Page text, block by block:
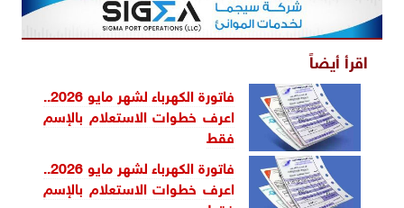
اقرأ أيضاً
فاتورة الكهرباء لشهر مايو 2026..
اعرف خطوات الاستعلام بالإسم
فقط
فاتورة الكهرباء لشهر مايو 2026..
اعرف خطوات الاستعلام بالإسم